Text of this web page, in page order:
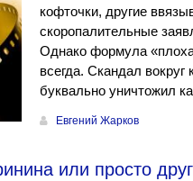
кофточки, другие
скоропалительные
Однако формула
всегда. Скандал
буквально уничтожил
Евгений Жарков
или просто